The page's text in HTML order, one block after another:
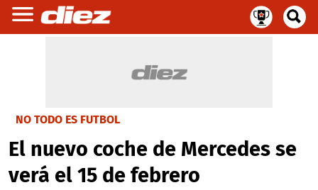
NO TODO ES FUTBOL
El nuevo coche de Mercedes se
verá el 15 de febrero